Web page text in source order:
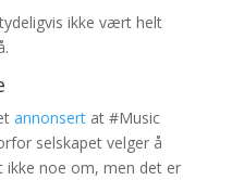
ikke vært helt
annonsertat #Music
selskapet velger å
ikke noe om, men det er